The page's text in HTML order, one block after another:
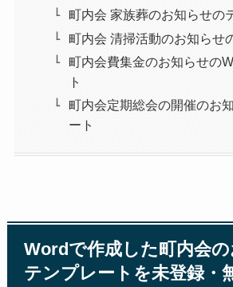
町内会 家族葬のお知らせの
町内会 清掃活動のお知らせ
町内会費集金のお知らせの
ト
町内会定期総会の開催のお
ート
Wordで作成した町内会
テンプレートを未登録・